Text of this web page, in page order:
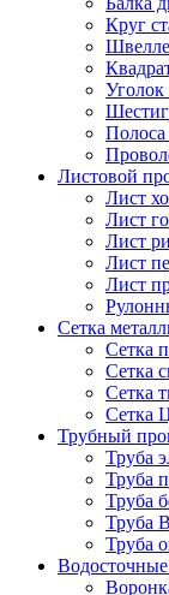
Круг
Уголок
Полоса
Листовой
Лист
Лист
Лист
Лист
Лист
Сетка
Сетка
Сетка
Сетка
Сетка
Трубный
Труба
Труба
Труба
Труба
Труба